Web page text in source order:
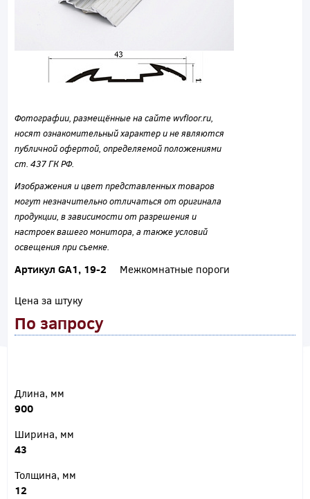
Фотографии, размещённые на сайте wvfloor.ru,
носят ознакомительный характер и не являются
публичной офертой, определяемой положениями
ст. 437 ГК РФ.
Изображения и цвет представленных товаров
могут незначительно отличаться от оригинала
продукции, в зависимости от разрешения и
настроек вашего монитора, а также условий
освещения при съемке.
Артикул GA1, 19-2 Межкомнатные пороги
Цена за штуку
По запросу
Длина, мм
900
Ширина, мм
43
Толщина, мм
12